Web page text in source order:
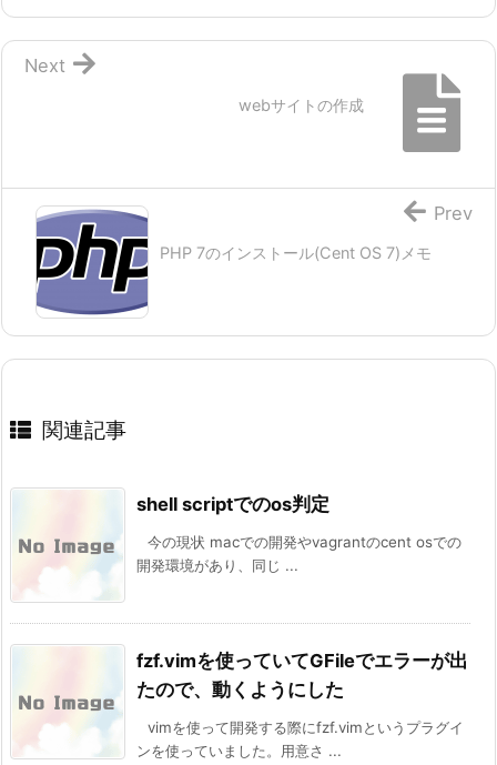
webサイトの作成
Next
PHP 7のインストール(Cent OS 7)メモ
Prev
関連記事
shell scriptでのos判定
今の現状 macでの開発やvagrantのcent osでの
開発環境があり、同じ ...
fzf.vimを使っていてGFileでエラーが出
たので、動くようにした
vimを使って開発する際にfzf.vimというプラグイ
ンを使っていました。用意さ ...